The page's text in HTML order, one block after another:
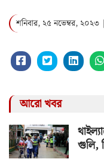
শনিবার, ২৫ নভেম্বর,
আরো খবর
গুলি,